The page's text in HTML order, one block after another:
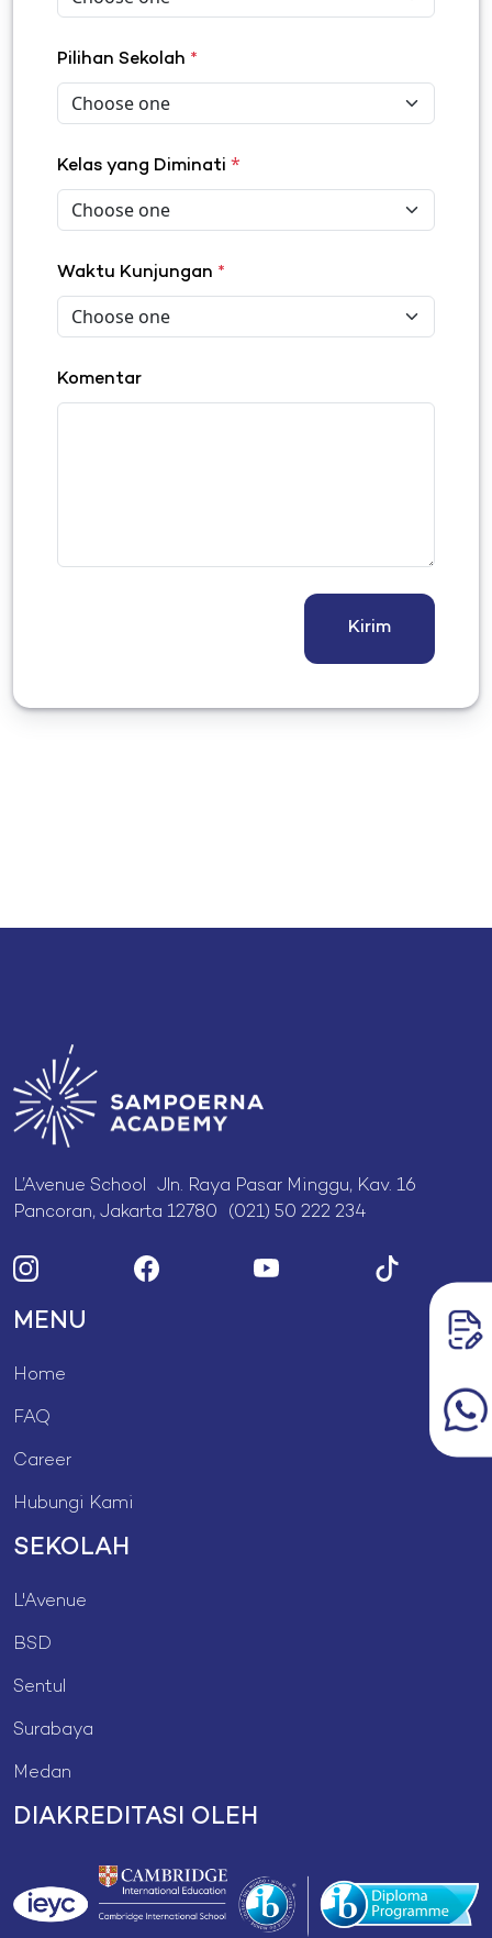
Pilihan Sekolah *
Kelas yang Diminati *
Waktu Kunjungan *
Komentar
Kirim
L’Avenue School Jln. Raya Pasar Minggu, Kav. 16
Pancoran, Jakarta 12780 (021) 50 222 234
MENU
Home
FAQ
Career
Hubungi Kami
SEKOLAH
L'Avenue
BSD
Sentul
Surabaya
Medan
DIAKREDITASI OLEH